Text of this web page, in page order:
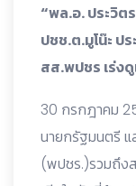
“พล.อ. ประวิต
ปชช.ต.มูโน๊ะ ป
สส.พปชร เร่ง
30 กรกฎาคม
นายกรัฐมนตรี แ
(พปชร.)รวมถึง